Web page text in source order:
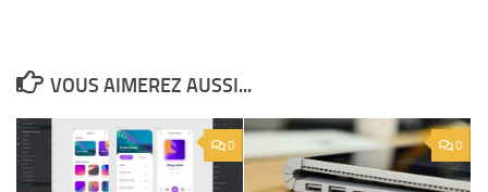
VOUS AIMEREZ AUSSI...
0 0